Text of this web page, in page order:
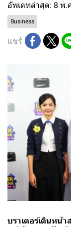
อัพเดทล่าสุด: 8 พ.
Business
แชร์
บราเดอร์เดินหน้